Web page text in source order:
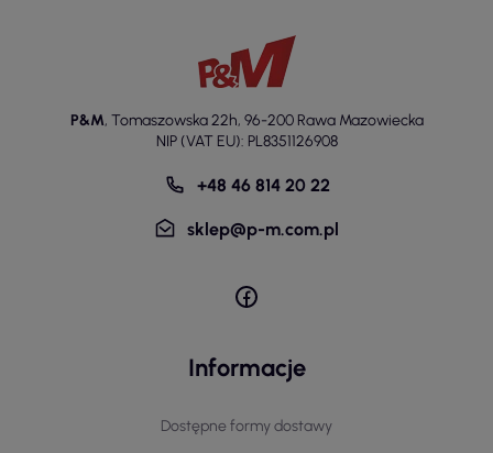
P&M, Tomaszowska 22h, 96-200 Rawa Mazowiecka
NIP (VAT EU): PL8351126908
+48 46 814 20 22
sklep@p-m.com.pl
Informacje
Dostępne formy dostawy